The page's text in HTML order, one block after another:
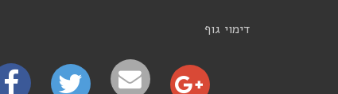
דימוי גוף